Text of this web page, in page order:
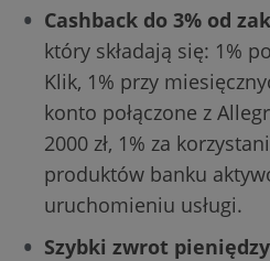
Cashback do 3% od
który składają się: 1%
Klik, 1% przy
konto połączone z
2000 zł, 1% za
produktów banku
uruchomieniu usługi.
Szybki zwrot pieniędzy